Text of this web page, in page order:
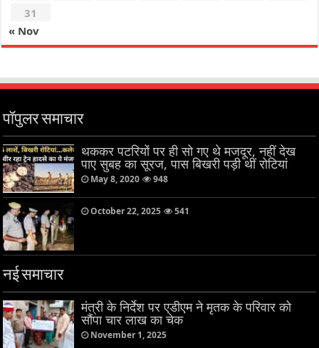
31
« Nov
पॉपुलर समाचार
थककर पटरियों पर ही सो गए थे मजदूर, नहीं देख
पाए सुबह का सूरज, पास बिखरी पड़ी थीं रोटियां
May 8, 2020 948
October 22, 2025 541
नई समाचार
मंत्री के निर्देश पर एडीएम ने मृतक के परिवार को
सौंपा चार लाख का चेक
November 1, 2025